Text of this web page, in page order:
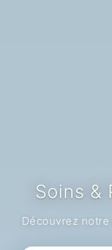
Soins &
Découvrez